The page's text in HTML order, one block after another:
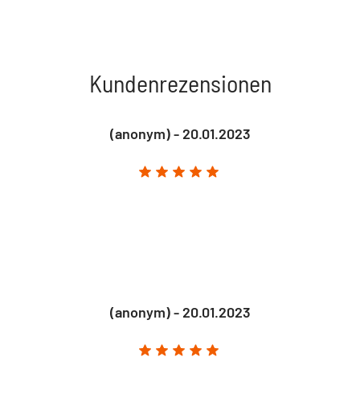
Kundenrezensionen
(anonym) - 20.01.2023
(anonym) - 20.01.2023